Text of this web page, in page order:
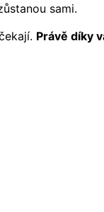
sami.
Právě díky